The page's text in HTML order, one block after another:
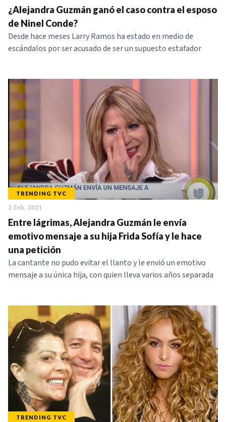
¿Alejandra Guzmán ganó el caso contra el esposo
de Ninel Conde?
Desde hace meses Larry Ramos ha estado en medio de
escándalos por ser acusado de ser un supuesto estafador
TRENDING TVC
2 feb. 2021
Entre lágrimas, Alejandra Guzmán le envía
emotivo mensaje a su hija Frida Sofía y le hace
una petición
La cantante no pudo evitar el llanto y le envió un emotivo
mensaje a su única hija, con quien lleva varios años separada
TRENDING TVC